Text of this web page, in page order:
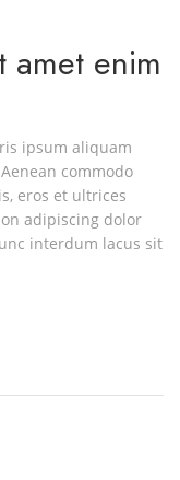
amet enim
ipsum aliquam
commodo
eros et ultrices
adipiscing dolor
interdum lacus sit